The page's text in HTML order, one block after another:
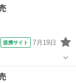
提携サイト 7月19日
寄
・ファ...